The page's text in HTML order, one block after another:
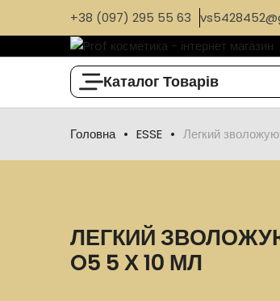
+38 (097) 295 55 63
Каталог Товарів
Головна ESSE Легкий
ЛЕГКИЙ
O5 5 Х 10 МЛ